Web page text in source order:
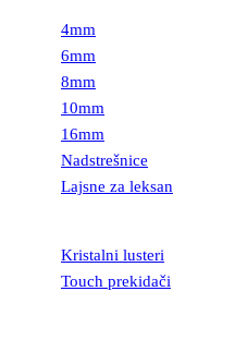
4mm
6mm
8mm
10mm
16mm
Nadstrešnice
Lajsne za leksan
Kristalni lusteri
Touch prekidači